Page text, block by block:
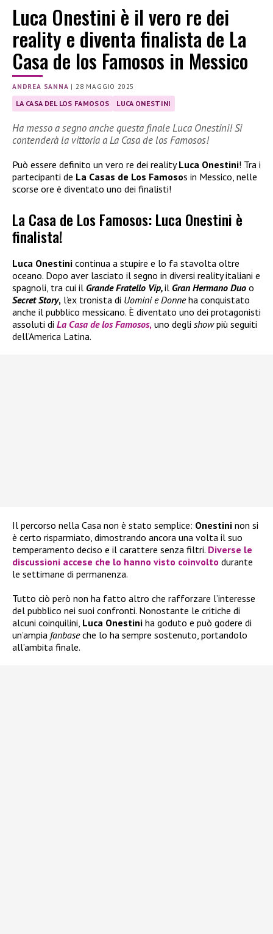
Luca Onestini è il vero re dei
reality e diventa finalista de La
Casa de los Famosos in Messico
ANDREA SANNA |28 MAGGIO 2025
LA CASA DEL LOS FAMOSOS LUCA ONESTINI
Ha messo a segno anche questa finale Luca Onestini! Si
contenderà la vittoria a La Casa de los Famosos!
Può essere definito un vero re dei realityLuca Onestini! Tra i
partecipanti de La Casas de Los Famosos in Messico, nelle
scorse ore è diventato uno dei finalisti!
La Casa de Los Famosos: Luca Onestini è
finalista!
Luca Onestini continua a stupire e lo fa stavolta oltre
oceano. Dopo aver lasciato il segno in diversi reality italiani e
spagnoli, tra cui il Grande Fratello Vip,il Gran Hermano Duo o
Secret Story, l’ex tronista di Uomini e Donneha conquistato
anche il pubblico messicano. È diventato uno dei protagonisti
assoluti di La Casa de los Famosos, uno degli showpiù seguiti
dell’America Latina.
Il percorso nella Casa non è stato semplice: Onestini non si
è certo risparmiato, dimostrando ancora una volta il suo
temperamento deciso e il carattere senza filtri. Diverse le
discussioni accese che lo hanno visto coinvolto durante
le settimane di permanenza.
Tutto ciò però non ha fatto altro che rafforzare l’interesse
del pubblico nei suoi confronti. Nonostante le critiche di
alcuni coinquilini, Luca Onestini ha goduto e può godere di
un’ampia fanbaseche lo ha sempre sostenuto, portandolo
all’ambita finale.